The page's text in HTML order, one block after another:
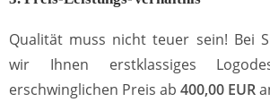
Qualität muss nicht teuer sein! Bei
wir Ihnen erstklassiges
erschwinglichen Preis ab 400,00 EUR